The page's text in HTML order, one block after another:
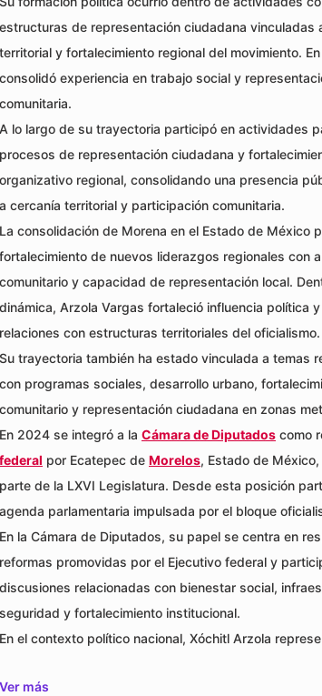
estructuras de representación ciudadana vinculadas
territorial y fortalecimiento regional del movimiento.
consolidó experiencia en trabajo social y
comunitaria.
A lo largo de su trayectoria participó en actividades
procesos de representación ciudadana y
organizativo regional, consolidando una presencia
a cercanía territorial y participación comunitaria.
La consolidación de Morena en el Estado de México
fortalecimiento de nuevos liderazgos regionales con
comunitario y capacidad de representación local.
dinámica, Arzola Vargas fortaleció influencia política
relaciones con estructuras territoriales del oficialismo.
Su trayectoria también ha estado vinculada a temas
con programas sociales, desarrollo urbano,
comunitario y representación ciudadana en zonas
En 2024 se integró a la Cámara de Diputados como
federal por Ecatepec de Morelos, Estado de
parte de la LXVI Legislatura. Desde esta posición
agenda parlamentaria impulsada por el bloque
En la Cámara de Diputados, su papel se centra en
reformas promovidas por el Ejecutivo federal y
discusiones relacionadas con bienestar social,
seguridad y fortalecimiento institucional.
En el contexto político nacional, Xóchitl Arzola
Ver más